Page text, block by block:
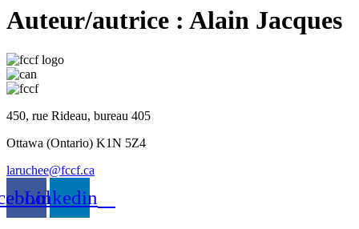
Auteur/autrice : Alain Jacques
450, rue Rideau, bureau 405
Ottawa (Ontario) K1N 5Z4
laruchee@fccf.ca
Linkedin